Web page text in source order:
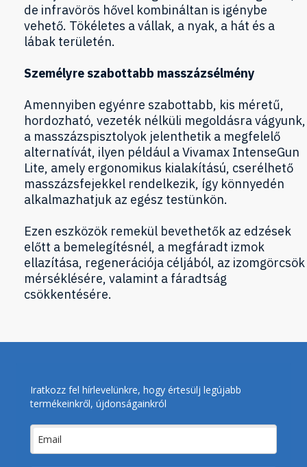
de infravörös hővel kombináltan is igénybe
vehető. Tökéletes a vállak, a nyak, a hát és a
lábak területén.
Személyre szabottabb masszázsélmény
Amennyiben egyénre szabottabb, kis méretű,
hordozható, vezeték nélküli megoldásra vágyunk,
a masszázspisztolyok jelenthetik a megfelelő
alternatívát, ilyen például a Vivamax IntenseGun
Lite, amely ergonomikus kialakítású, cserélhető
masszázsfejekkel rendelkezik, így könnyedén
alkalmazhatjuk az egész testünkön.
Ezen eszközök remekül bevethetők az edzések
előtt a bemelegítésnél, a megfáradt izmok
ellazítása, regenerációja céljából, az izomgörcsök
mérséklésére, valamint a fáradtság
csökkentésére.
Iratkozz fel hírlevelünkre, hogy értesülj legújabb
termékeinkről, újdonságainkról